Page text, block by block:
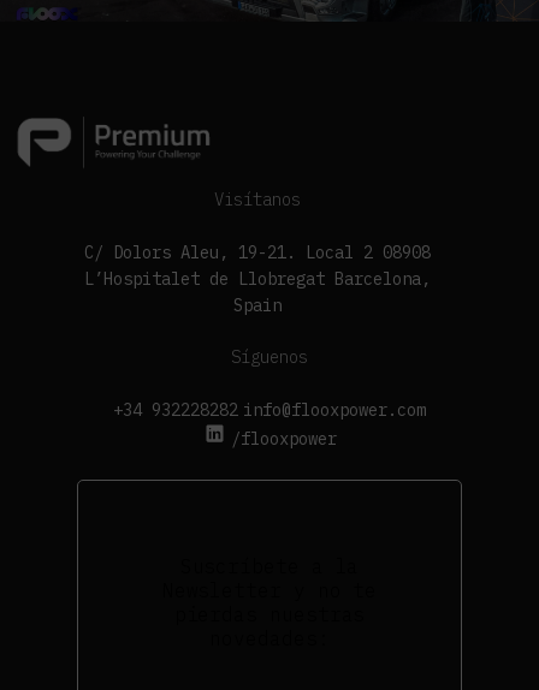
Visítanos
C/ Dolors Aleu, 19-21. Local 2 08908
L’Hospitalet de Llobregat Barcelona,
Spain
Síguenos
+34 932228282 info@flooxpower.com
/flooxpower